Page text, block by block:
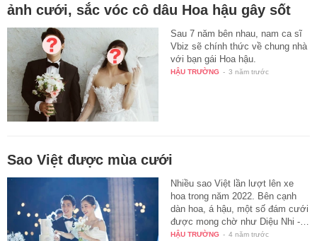
ảnh cưới, sắc vóc cô dâu Hoa hậu gây sốt
Sau 7 năm bên nhau, nam ca sĩ
Vbiz sẽ chính thức về chung nhà
với bạn gái Hoa hậu.
HẬU TRƯỜNG - 3 năm trước
Sao Việt được mùa cưới
Nhiều sao Việt lần lượt lên xe
hoa trong năm 2022. Bên cạnh
dàn hoa, á hậu, một số đám cưới
được mong chờ như Diệu Nhi -…
HẬU TRƯỜNG - 4 năm trước